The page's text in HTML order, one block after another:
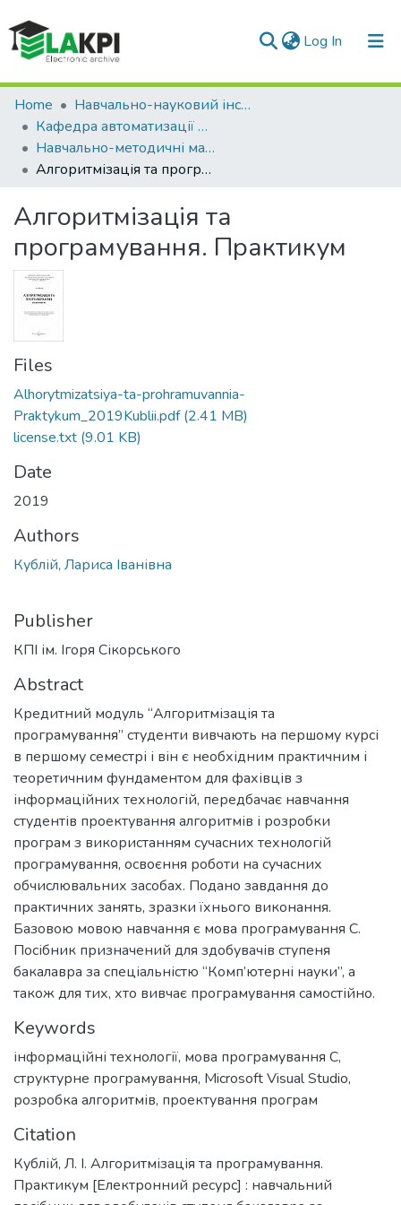
Log In (current)
Communities & Collections
All of DSpace
Statistics
Home
Навчально-науковий інститут атомної та теплової енергетики (НН ІАТЕ)
Кафедра автоматизації проектування енергетичних процесів і систем (АПЕПС)
Навчально-методичні матеріали (АПЕПС)
Алгоритмізація та програмування. Практикум
Алгоритмізація та
програмування. Практикум
Files
Alhorytmizatsiya-ta-prohramuvannia-
Praktykum_2019Kublii.pdf(2.41 MB)
license.txt (9.01 KB)
Date
2019
Authors
Кублій, Лариса Іванівна
Publisher
КПІ ім. Ігоря Сікорського
Abstract
Кредитний модуль “Алгоритмізація та
програмування” студенти вивчають на першому курсі
в першому семестрі і він є необхідним практичним і
теоретичним фундаментом для фахівців з
інформаційних технологій, передбачає навчання
студентів проектування алгоритмів і розробки
програм з використанням сучасних технологій
програмування, освоєння роботи на сучасних
обчислювальних засобах. Подано завдання до
практичних занять, зразки їхнього виконання.
Базовою мовою навчання є мова програмування С.
Посібник призначений для здобувачів ступеня
бакалавра за спеціальністю “Комп’ютерні науки”, а
також для тих, хто вивчає програмування самостійно.
Keywords
інформаційні технології, мова програмування С,
структурне програмування, Microsoft Visual Studio,
розробка алгоритмів, проектування програм
Citation
Кублій, Л. І. Алгоритмізація та програмування.
Практикум [Електронний ресурс] : навчальний